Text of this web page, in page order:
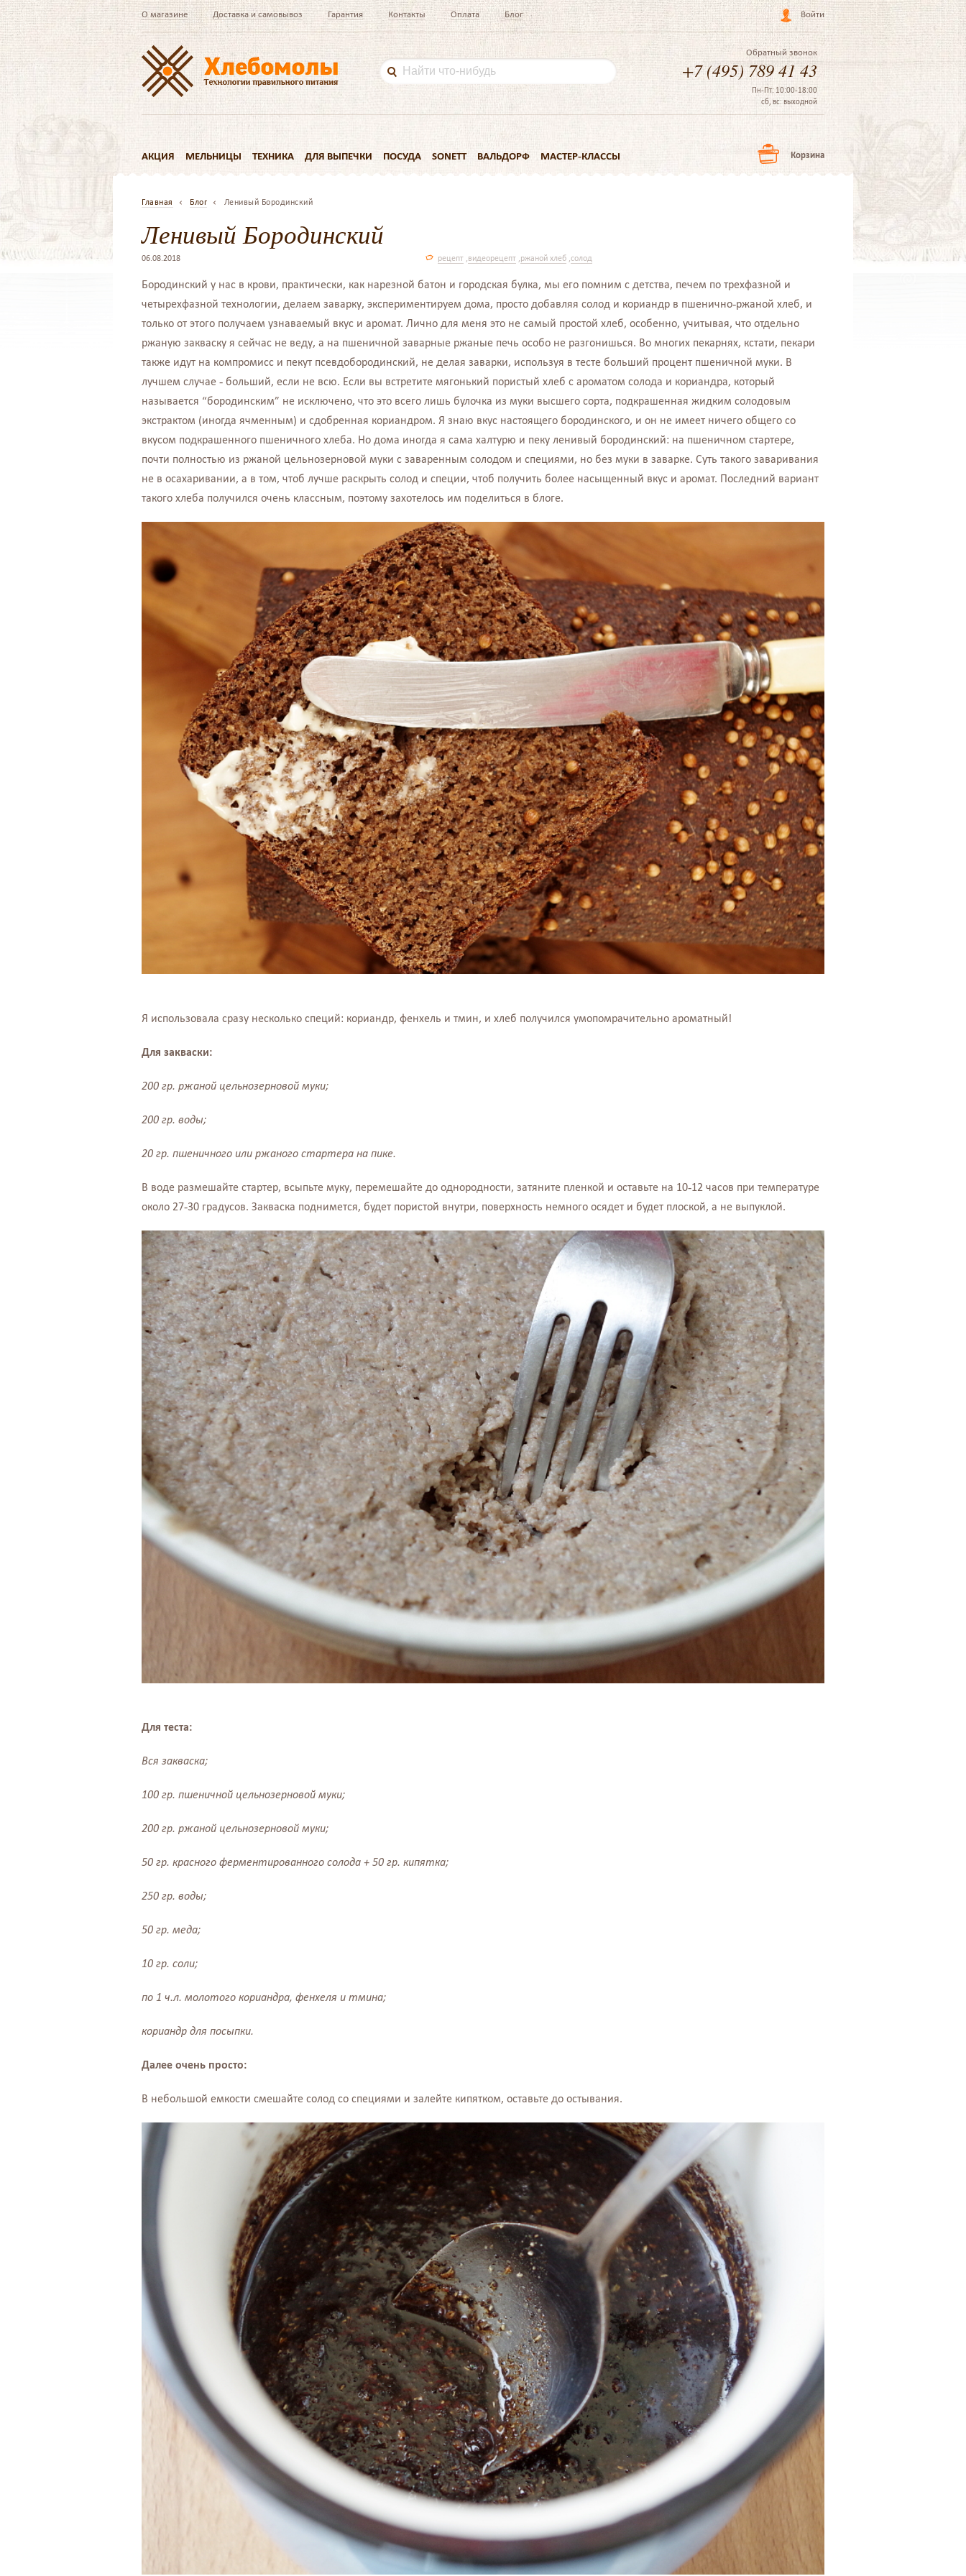
О магазине Доставка и самовывоз Гарантия Контакты Оплата Блог Войти
Обратный звонок
+7 (495) 789 41 43
Пн-Пт: 10:00-18:00
сб, вс: выходной
АКЦИЯ МЕЛЬНИЦЫ ТЕХНИКА ДЛЯ ВЫПЕЧКИ ПОСУДА SONETT ВАЛЬДОРФ МАСТЕР-КЛАССЫ Корзина
Главная Блог Ленивый Бородинский
Ленивый Бородинский
06.08.2018 рецепт,видеорецепт,ржаной хлеб,солод
Бородинский у нас в крови, практически, как нарезной батон и городская булка, мы его помним с детства, печем по трехфазной и
четырехфазной технологии, делаем заварку, экспериментируем дома, просто добавляя солод и кориандр в пшенично-ржаной хлеб, и
только от этого получаем узнаваемый вкус и аромат. Лично для меня это не самый простой хлеб, особенно, учитывая, что отдельно
ржаную закваску я сейчас не веду, а на пшеничной заварные ржаные печь особо не разгонишься. Во многих пекарнях, кстати, пекари
также идут на компромисс и пекут псевдобородинский, не делая заварки, используя в тесте больший процент пшеничной муки. В
лучшем случае - больший, если не всю. Если вы встретите мягонький пористый хлеб с ароматом солода и кориандра, который
называется “бородинским” не исключено, что это всего лишь булочка из муки высшего сорта, подкрашенная жидким солодовым
экстрактом (иногда ячменным) и сдобренная кориандром. Я знаю вкус настоящего бородинского, и он не имеет ничего общего со
вкусом подкрашенного пшеничного хлеба. Но дома иногда я сама халтурю и пеку ленивый бородинский: на пшеничном стартере,
почти полностью из ржаной цельнозерновой муки с заваренным солодом и специями, но без муки в заварке. Суть такого заваривания
не в осахаривании, а в том, чтоб лучше раскрыть солод и специи, чтоб получить более насыщенный вкус и аромат. Последний вариант
такого хлеба получился очень классным, поэтому захотелось им поделиться в блоге.
Я использовала сразу несколько специй: кориандр, фенхель и тмин, и хлеб получился умопомрачительно ароматный!
Для закваски:
200 гр. ржаной цельнозерновой муки;
200 гр. воды;
20 гр. пшеничного или ржаного стартера на пике.
В воде размешайте стартер, всыпьте муку, перемешайте до однородности, затяните пленкой и оставьте на 10-12 часов при температуре
около 27-30 градусов. Закваска поднимется, будет пористой внутри, поверхность немного осядет и будет плоской, а не выпуклой.
Для теста:
Вся закваска;
100 гр. пшеничной цельнозерновой муки;
200 гр. ржаной цельнозерновой муки;
50 гр. красного ферментированного солода + 50 гр. кипятка;
250 гр. воды;
50 гр. меда;
10 гр. соли;
по 1 ч.л. молотого кориандра, фенхеля и тмина;
кориандр для посыпки.
Далее очень просто:
В небольшой емкости смешайте солод со специями и залейте кипятком, оставьте до остывания.